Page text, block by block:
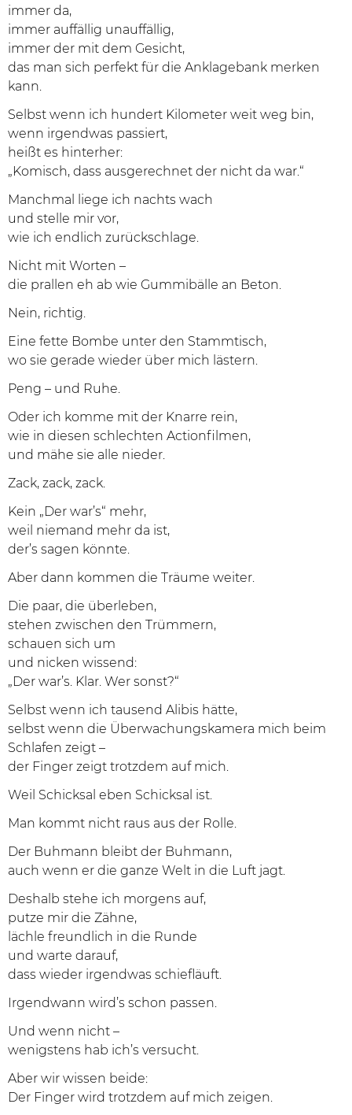
immer da,
immer auffällig unauffällig,
immer der mit dem Gesicht,
das man sich perfekt für die Anklagebank merken
kann.
Selbst wenn ich hundert Kilometer weit weg bin,
wenn irgendwas passiert,
heißt es hinterher:
„Komisch, dass ausgerechnet der nicht da war.“
Manchmal liege ich nachts wach
und stelle mir vor,
wie ich endlich zurückschlage.
Nicht mit Worten –
die prallen eh ab wie Gummibälle an Beton.
Nein, richtig.
Eine fette Bombe unter den Stammtisch,
wo sie gerade wieder über mich lästern.
Peng – und Ruhe.
Oder ich komme mit der Knarre rein,
wie in diesen schlechten Actionfilmen,
und mähe sie alle nieder.
Zack, zack, zack.
Kein „Der war’s“ mehr,
weil niemand mehr da ist,
der’s sagen könnte.
Aber dann kommen die Träume weiter.
Die paar, die überleben,
stehen zwischen den Trümmern,
schauen sich um
und nicken wissend:
„Der war’s. Klar. Wer sonst?“
Selbst wenn ich tausend Alibis hätte,
selbst wenn die Überwachungskamera mich beim
Schlafen zeigt –
der Finger zeigt trotzdem auf mich.
Weil Schicksal eben Schicksal ist.
Man kommt nicht raus aus der Rolle.
Der Buhmann bleibt der Buhmann,
auch wenn er die ganze Welt in die Luft jagt.
Deshalb stehe ich morgens auf,
putze mir die Zähne,
lächle freundlich in die Runde
und warte darauf,
dass wieder irgendwas schiefläuft.
Irgendwann wird’s schon passen.
Und wenn nicht –
wenigstens hab ich’s versucht.
Aber wir wissen beide:
Der Finger wird trotzdem auf mich zeigen.